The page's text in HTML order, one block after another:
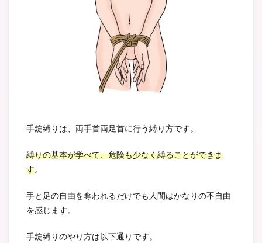
手錠縛りは、両手首両足首に行う縛り方です。
縛りの基本が学べて、危険も少なく縛ることができま
す。
手と足の自由を奪われるだけでも人間はかなりの不自由
を感じます。
手錠縛りのやり方は以下通りです。